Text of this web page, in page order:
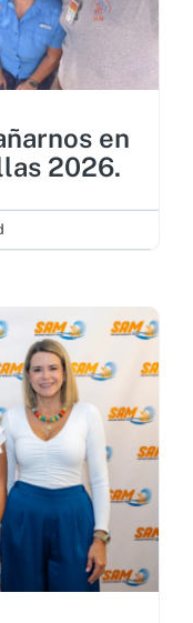
en
2026.